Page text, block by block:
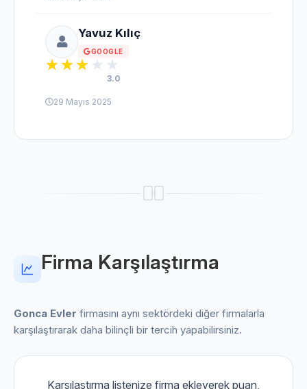
Yavuz Kılıç
GOOGLE
3.0
29 Mayıs 2025
Firma Karşılaştırma
Gonca Evler firmasını aynı sektördeki diğer firmalarla
karşılaştırarak daha bilinçli bir tercih yapabilirsiniz.
Karşılaştırma listenize firma ekleyerek puan,